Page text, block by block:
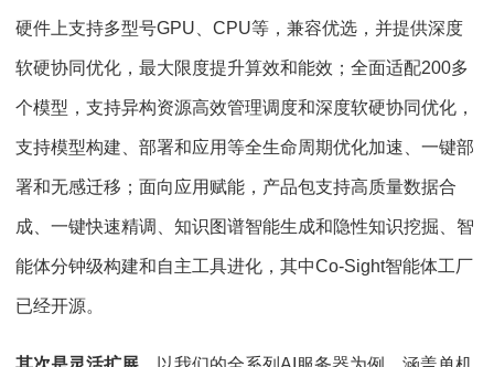
硬件上支持多型号GPU、CPU等，兼容优选，并提供深度
软硬协同优化，最大限度提升算效和能效；全面适配200多
个模型，支持异构资源高效管理调度和深度软硬协同优化，
支持模型构建、部署和应用等全生命周期优化加速、一键部
署和无感迁移；面向应用赋能，产品包支持高质量数据合
成、一键快速精调、知识图谱智能生成和隐性知识挖掘、智
能体分钟级构建和自主工具进化，其中Co-Sight智能体工厂
已经开源。